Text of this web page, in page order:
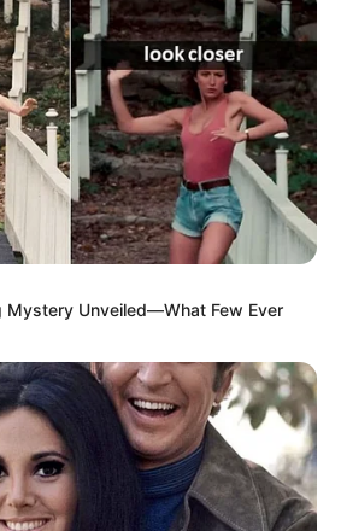
Mystery Unveiled—What Few Ever